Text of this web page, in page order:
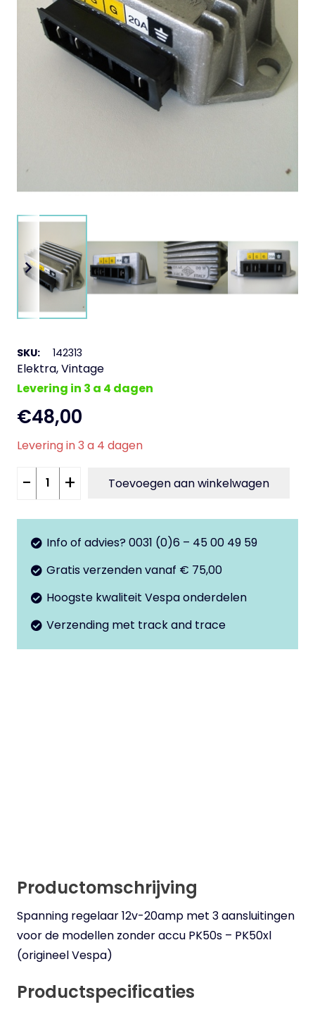
SKU: 142313
Elektra,Vintage
Levering in 3 a 4 dagen
€48,00
Levering in 3 a 4 dagen
Spanning
regelaar
12v
PK50s
aantal
- + Toevoegen aan winkelwagen
Info of advies? 0031 (0)6 – 45 00 49 59
Gratis verzenden vanaf € 75,00
Hoogste kwaliteit Vespa onderdelen
Verzending met track and trace
Productomschrijving
Spanning regelaar 12v-20amp met 3 aansluitingen
voor de modellen zonder accu PK50s – PK50xl
(origineel Vespa)
Productspecificaties